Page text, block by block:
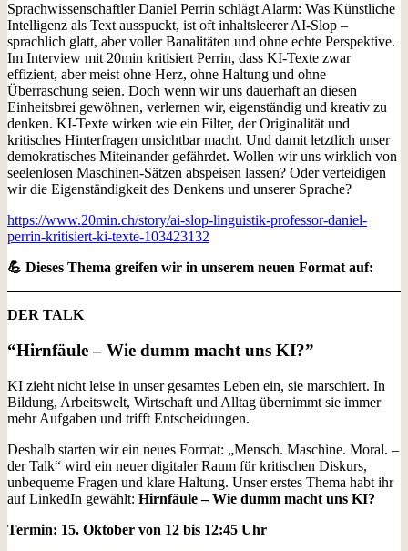
Sprachwissenschaftler Daniel Perrin schlägt Alarm: Was Künstliche
Intelligenz als Text ausspuckt, ist oft inhaltsleerer AI-Slop –
sprachlich glatt, aber voller Banalitäten und ohne echte Perspektive.
Im Interview mit 20min kritisiert Perrin, dass KI-Texte zwar
effizient, aber meist ohne Herz, ohne Haltung und ohne
Überraschung seien. Doch wenn wir uns dauerhaft an diesen
Einheitsbrei gewöhnen, verlernen wir, eigenständig und kreativ zu
denken. KI-Texte wirken wie ein Filter, der Originalität und
kritisches Hinterfragen unsichtbar macht. Und damit letztlich unser
demokratisches Miteinander gefährdet. Wollen wir uns wirklich von
seelenlosen Maschinen-Sätzen abspeisen lassen? Oder verteidigen
wir die Eigenständigkeit des Denkens und unserer Sprache?
https://www.20min.ch/story/ai-slop-linguistik-professor-daniel-
perrin-kritisiert-ki-texte-103423132
💪 Dieses Thema greifen wir in unserem neuen Format auf:
DER TALK
“Hirnfäule – Wie dumm macht uns KI?”
KI zieht nicht leise in unser gesamtes Leben ein, sie marschiert. In
Bildung, Arbeitswelt, Wirtschaft und Alltag übernimmt sie immer
mehr Aufgaben und trifft Entscheidungen.
Deshalb starten wir ein neues Format: „Mensch. Maschine. Moral. –
der Talk“ wird ein neuer digitaler Raum für kritischen Diskurs,
unbequeme Fragen und klare Haltung. Unser erstes Thema habt ihr
auf LinkedIn gewählt: Hirnfäule – Wie dumm macht uns KI?
Termin: 15. Oktober von 12 bis 12:45 Uhr